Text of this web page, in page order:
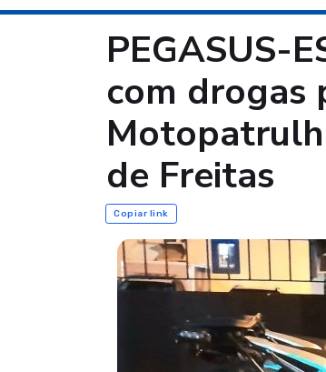
PEGASUS-
com drogas
de Freitas
Copiar link